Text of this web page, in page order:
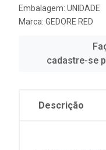
Embalagem: UNIDADE
Marca: GEDORE RED
cadastre-se
Descrição